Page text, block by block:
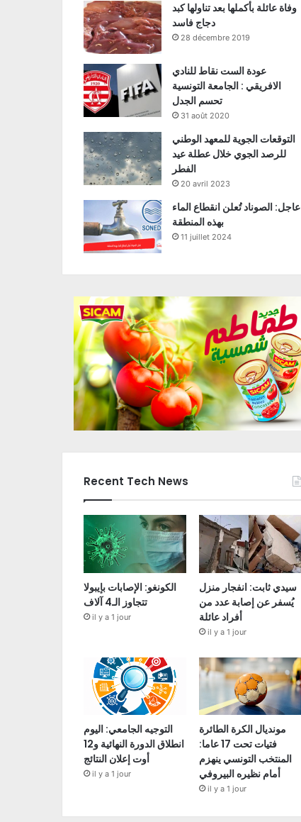
وفاة عائلة بأكملها بعد تناولها كبد
دجاج فاسد
28 décembre 2019
عودة الست نقاط للنادي
الافريقي : الجامعة التونسية
تحسم الجدل
31 août 2020
التوقعات الجوية للمعهد الوطني
للرصد الجوي خلال عطلة عيد
الفطر
20 avril 2023
عاجل: الصوناد تُعلن انقطاع الماء
بهذه المنطقة
11 juillet 2024
Recent Tech News
الكونغو: الإصابات بإيبولا
تتجاوز الـ4 آلاف
il y a 1 jour
سيدي ثابت: انفجار منزل
يُسفر عن إصابة عدد من
أفراد عائلة
il y a 1 jour
التوجيه الجامعي: اليوم
انطلاق الدورة النهائية و12
أوت إعلان النتائج
il y a 1 jour
مونديال الكرة الطائرة
فتيات تحت 17 عاما:
المنتخب التونسي ينهزم
أمام نظيره البيروفي
il y a 1 jour